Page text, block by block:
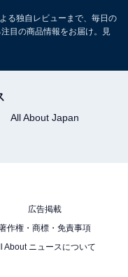
Retinaディスプ
カメラ、Apple N1
えるバッテリー —
る独自レビューまで、毎日の
目の商品情報をお届け。見
All About Japan
広告掲載
作権・商標・免責事項
About ニュースについて